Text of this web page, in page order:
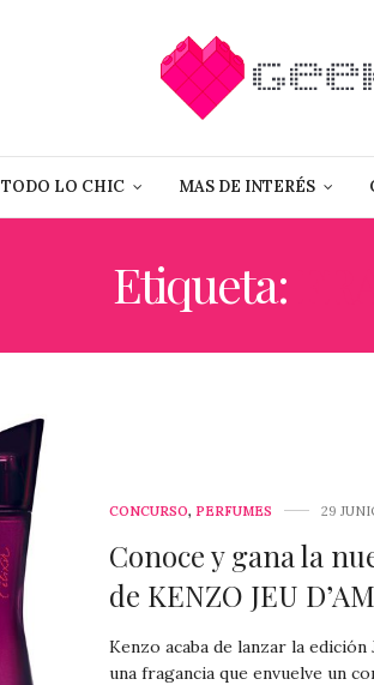
TODO LO CHIC MAS DE INTERÉS
Etiqueta:
CONCURSO, PERFUMES 29
Conoce y gana la
de KENZO JEU
Kenzo acaba de lanzar la edición
una fragancia que envuelve un